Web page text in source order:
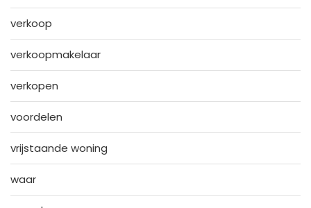
verkoop
verkoopmakelaar
verkopen
voordelen
vrijstaande woning
waar